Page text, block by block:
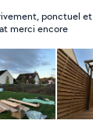
ponctuel et
merci encore